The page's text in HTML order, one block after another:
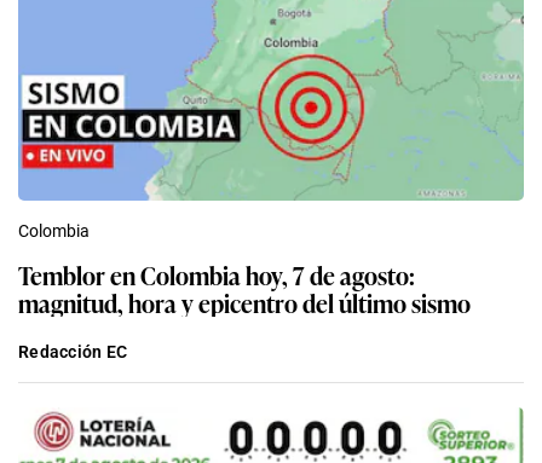
Colombia
Temblor en Colombia hoy, 7 de agosto:
magnitud, hora y epicentro del último sismo
Redacción EC